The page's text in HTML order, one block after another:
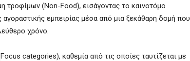
τροφίμων (Non-Food), εισάγοντας το καινοτόμο
εμπειρίας μέσα από μια ξεκάθαρη δομή που
χρόνο.
categories), καθεμία από τις οποίες ταυτίζεται με